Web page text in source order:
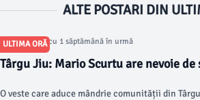
ALTE POSTARI DIN
ULTIMA ORĂ
Articol postat cu 1 săptămână în urmă
Târgu Jiu: Mario Scurtu are nevoie
O veste care aduce mândrie comunității din